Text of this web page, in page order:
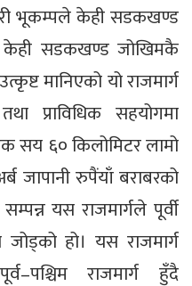
भूकम्पले केही सडकखण्ड
केही सडकखण्ड जोखिमकै
मानिएको यो राजमार्ग
प्राविधिक सहयोगमा
सय ६० किलोमिटर लामो
जापानी रुपैंयाँ बराबरको
यस राजमार्गले पूर्वी
हो। यस राजमार्ग
राजमार्ग हुँदै